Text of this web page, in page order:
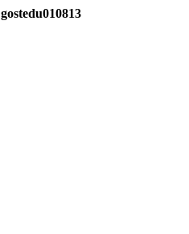
gostedu010813